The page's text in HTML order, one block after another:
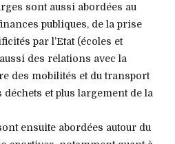
sont aussi abordées au
publiques, de la prise
par l’Etat (écoles et
des relations avec la
des mobilités et du transport
et plus largement de la
ensuite abordées autour du